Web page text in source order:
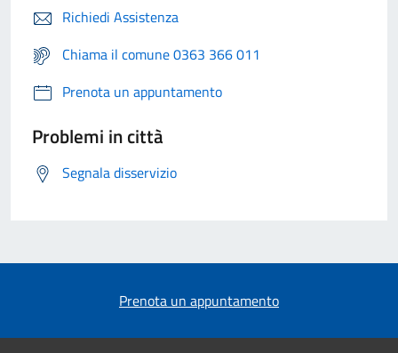
Richiedi Assistenza
Chiama il comune 0363 366 011
Prenota un appuntamento
Problemi in città
Segnala disservizio
Prenota un appuntamento